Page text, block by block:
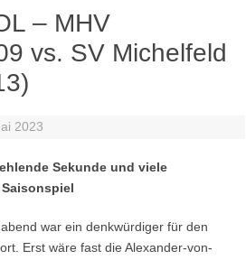
– MHV
vs. SV Michelfeld
2023
Sekunde und viele
war ein denkwürdiger für den
Erst wäre fast die Alexander-von-